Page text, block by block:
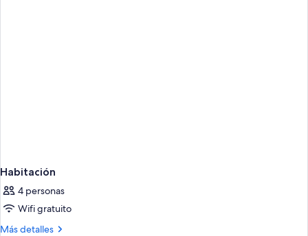
Habitación
4 personas
Wifi gratuito
Más detalles
Más